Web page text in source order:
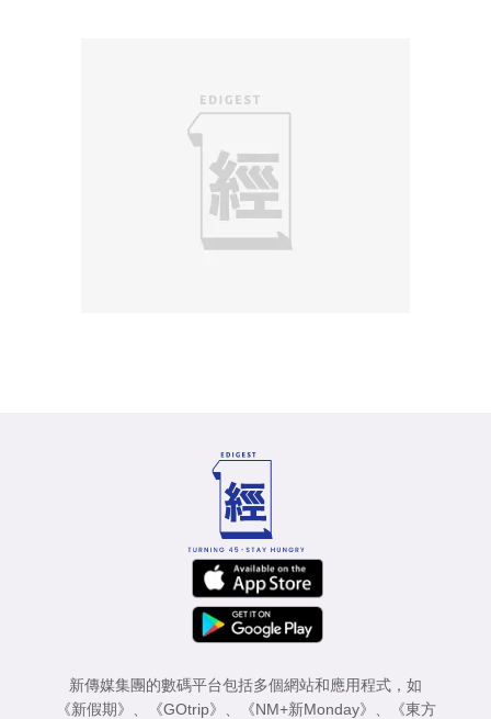
新傳媒集團的數碼平台包括多個網站和應用程式，如
《新假期》
《GOtrip》 《NM+新Monday》
《東方